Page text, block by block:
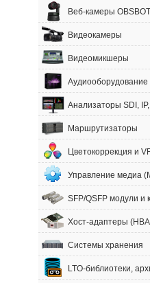
Веб-камеры OBSBOT
Видеокамеры
Видеомикшеры
Анализаторы SDI,
Маршрутизаторы
Цветокоррекция и
Управление медиа
SFP/QSFP модули и
Хост-адаптеры
Системы хранения
LTO-библиотеки,